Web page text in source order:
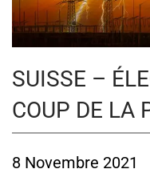
SUISSE –
COUP DE LA
8 Novembre 2021